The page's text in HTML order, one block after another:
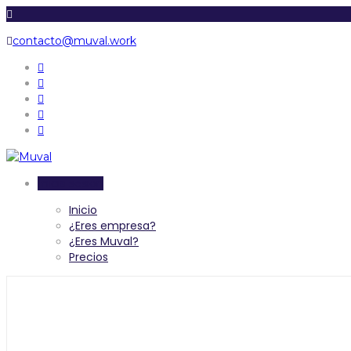
contacto@muval.work
Inicio
¿Eres empresa?
¿Eres Muval?
Precios